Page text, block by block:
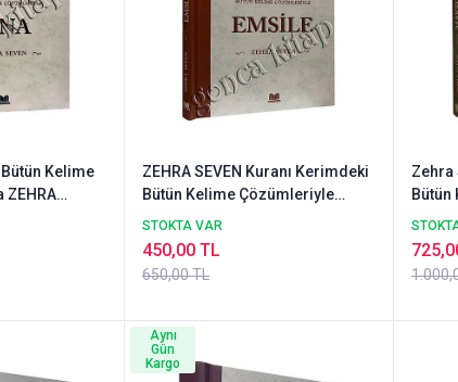
Kelime
ZEHRA
ZEHRA SEVEN Kuranı Kerimdeki
Bütün Kelime Çözümleriyle
Emsile
STOKTA VAR
650,00 TL
450,00 TL
Zehra
Bütün
Maksut
Aynı
Gün
Kargo